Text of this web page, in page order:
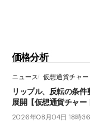
価格分析
ニュース 仮想通貨チャ
リップル、反転の条
展開【仮想通貨チャ
2026年08月04日 18時